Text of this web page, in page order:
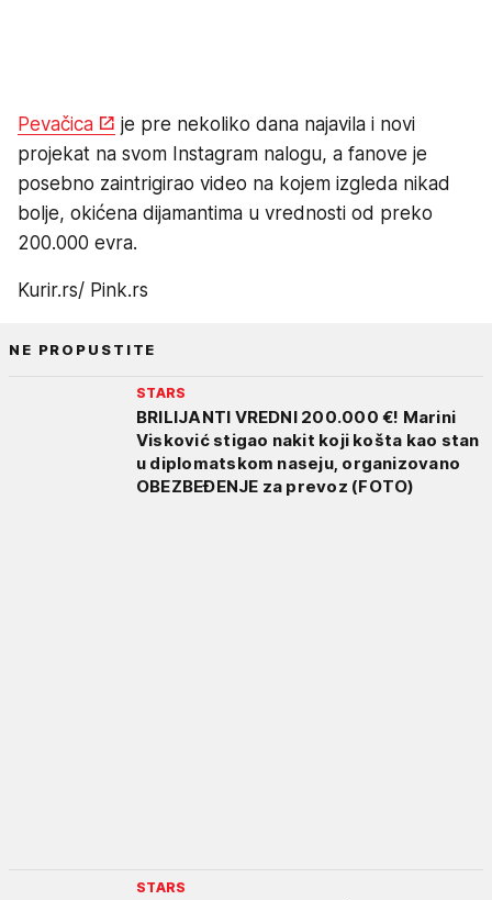
Pevačica
je pre nekoliko dana najavila i novi
projekat na svom Instagram nalogu, a fanove je
posebno zaintrigirao video na kojem izgleda nikad
bolje, okićena dijamantima u vrednosti od preko
200.000 evra.
Kurir.rs/ Pink.rs
NE PROPUSTITE
STARS
BRILIJANTI VREDNI 200.000 €! Marini
Visković stigao nakit koji košta kao stan
u diplomatskom naseju, organizovano
OBEZBEĐENJE za prevoz (FOTO)
STARS